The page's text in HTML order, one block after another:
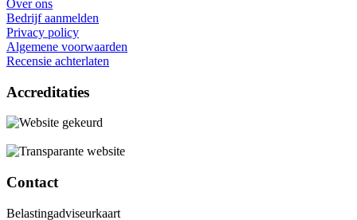
Over ons
Bedrijf aanmelden
Privacy policy
Algemene voorwaarden
Recensie achterlaten
Accreditaties
Contact
Belastingadviseurkaart